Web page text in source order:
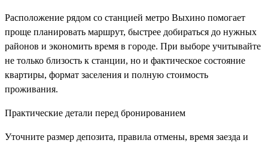
Расположение рядом со станцией метро Выхино помогает
проще планировать маршрут, быстрее добираться до нужных
районов и экономить время в городе. При выборе учитывайте
не только близость к станции, но и фактическое состояние
квартиры, формат заселения и полную стоимость
проживания.
Практические детали перед бронированием
Уточните размер депозита, правила отмены, время заезда и